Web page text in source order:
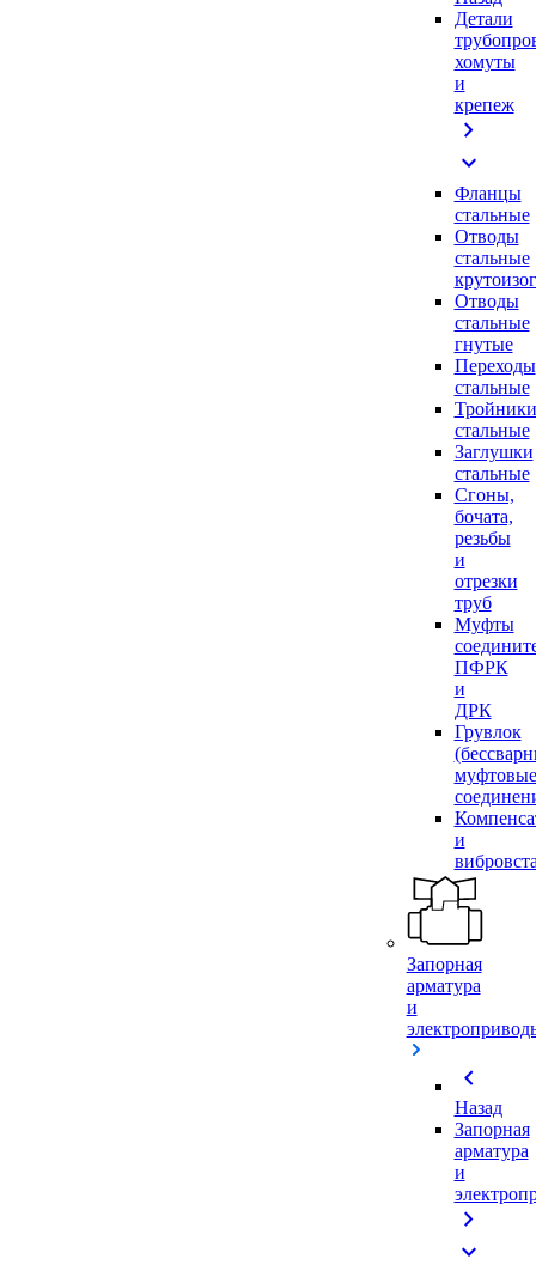
Детали
хомуты
и
крепеж
chevron_right
expand_more
Фланцы
стальные
Отводы
стальные
Отводы
стальные
гнутые
Переходы
стальные
Тройники
стальные
Заглушки
стальные
Сгоны,
бочата,
резьбы
и
отрезки
труб
Муфты
ПФРК
и
ДРК
Грувлок
муфтовые
и
Запорная
арматура
и
chevron_left
Назад
Запорная
арматура
и
chevron_right
expand_more